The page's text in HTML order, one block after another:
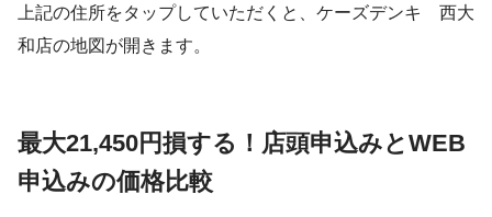
上記の住所をタップしていただくと、ケーズデンキ 西大
和店の地図が開きます。
最大21,450円損する！店頭申込みとWEB
申込みの価格比較